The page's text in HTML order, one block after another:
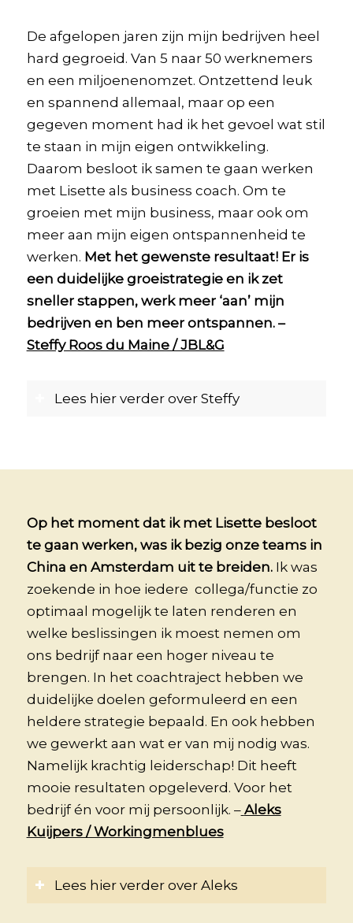
De afgelopen jaren zijn mijn bedrijven heel
hard gegroeid. Van 5 naar 50 werknemers
en een miljoenenomzet. Ontzettend leuk
en spannend allemaal, maar op een
gegeven moment had ik het gevoel wat stil
te staan in mijn eigen ontwikkeling.
Daarom besloot ik samen te gaan werken
met Lisette als business coach. Om te
groeien met mijn business, maar ook om
meer aan mijn eigen ontspannenheid te
werken. Met het gewenste resultaat! Er is
een duidelijke groeistrategie en ik zet
sneller stappen, werk meer ‘aan’ mijn
bedrijven en ben meer ontspannen. –
Steffy Roos du Maine / JBL&G
Lees hier verder over Steffy
Op het moment dat ik met Lisette besloot
te gaan werken, was ik bezig onze teams in
China en Amsterdam uit te breiden.Ik was
zoekende in hoe iedere collega/functie zo
optimaal mogelijk te laten renderen en
welke beslissingen ik moest nemen om
ons bedrijf naar een hoger niveau te
brengen. In het coachtraject hebben we
duidelijke doelen geformuleerd en een
heldere strategie bepaald. En ook hebben
we gewerkt aan wat er van mij nodig was.
Namelijk krachtig leiderschap! Dit heeft
mooie resultaten opgeleverd. Voor het
bedrijf én voor mij persoonlijk. – Aleks
Kuijpers / Workingmenblues
Lees hier verder over Aleks